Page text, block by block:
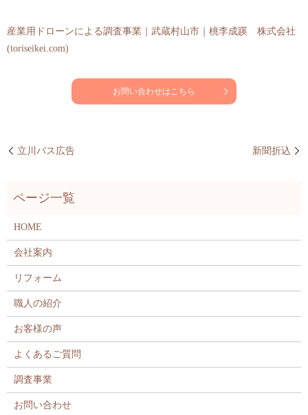
産業用ドローンによる調査事業｜武蔵村山市｜桃李成蹊 株式会社
(toriseikei.com)
お問い合わせはこちら
立川バス広告 新聞折込
HOME
会社案内
リフォーム
職人の紹介
お客様の声
よくあるご質問
調査事業
お問い合わせ